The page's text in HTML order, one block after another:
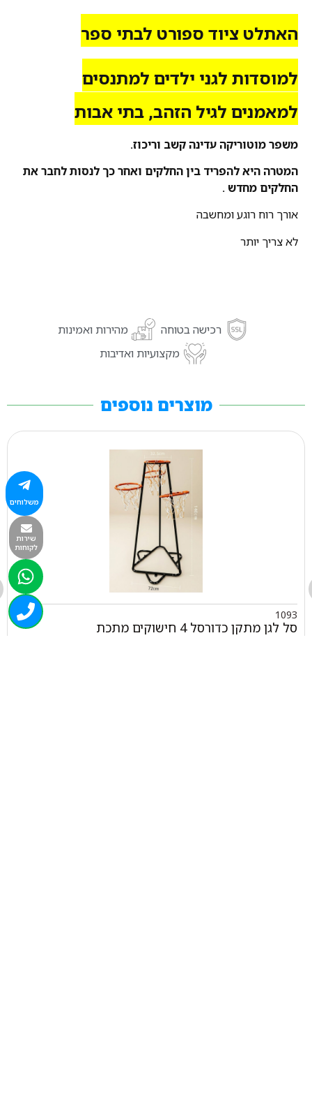
האתלט ציוד ספורט לבתי ספר
למוסדות לגני ילדים למתנסים
למאמנים לגיל הזהב, בתי אבות
משפר מוטוריקה עדינה קשב וריכוז.
המטרה היא להפריד בין החלקים ואחר כך לנסות לחבר את
החלקים מחדש .
אורך רוח רוגע ומחשבה
לא צריך יותר
רכישה בטוחה
מהירות ואמינות
מקצועיות ואדיבות
מוצרים נוספים
1093
סל לגן מתקן כדורסל 4 חישוקים מתכת
משלוחים
שירות
לקוחות